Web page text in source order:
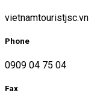
vietnamtouristjsc.vn
Phone
0909 04 75 04
Fax